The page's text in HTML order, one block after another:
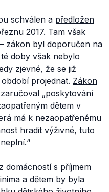
schválen a předložen
2017. Tam však
zákon byl doporučen na
doby však nebylo
zjevné, že se již
projednat. Zákon
„poskytování
dětem v
má k nezaopatřenému
hradit výživné, tuto
.“
domácností s příjmem
a dětem by byla